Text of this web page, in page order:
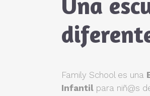
Family School es una
Infantil para niñ@s